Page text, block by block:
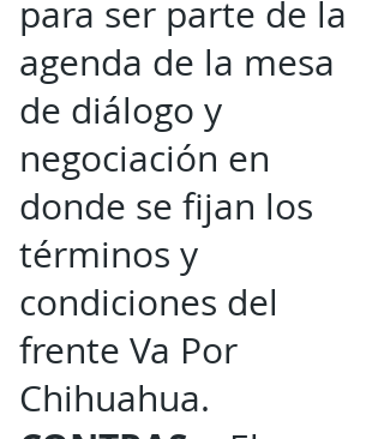
para ser parte de la
agenda de la mesa
de diálogo y
negociación en
donde se fijan los
términos y
condiciones del
frente Va Por
Chihuahua.